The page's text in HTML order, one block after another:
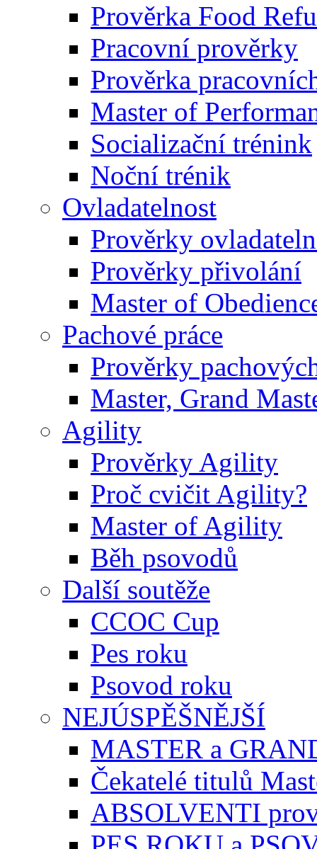
Prověrka Food
Pracovní prověrky
Prověrka
Master of
Socializační trénink
Noční trénik
Ovladatelnost
Prověrky
Prověrky přivolání
Master of
Pachové práce
Prověrky
Master, Grand
Agility
Prověrky Agility
Proč cvičit Agility?
Master of Agility
Běh psovodů
Další soutěže
CCOC Cup
Pes roku
Psovod roku
NEJÚSPĚŠNĚJŠÍ
MASTER a
Čekatelé titulů
ABSOLVENTI